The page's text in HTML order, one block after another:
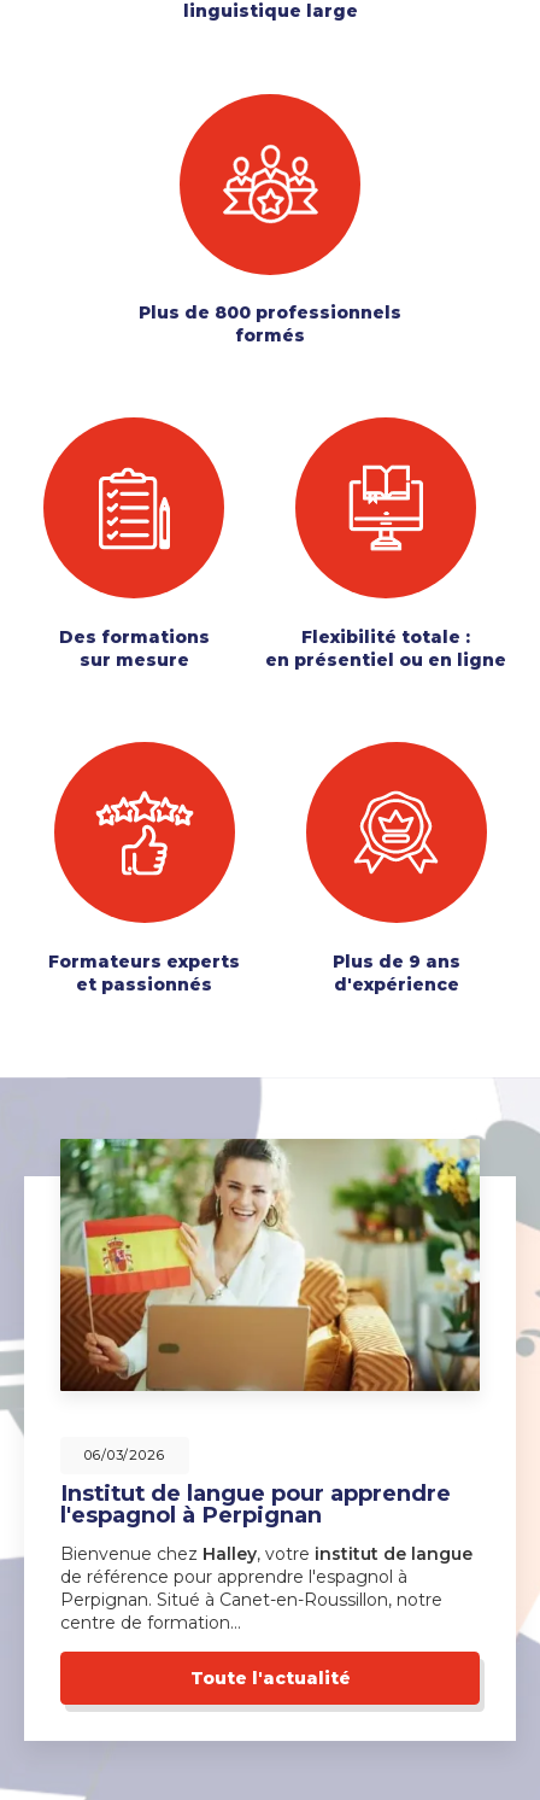
linguistique large
Plus de 800 professionnels
formés
Des formations
sur mesure
Flexibilité totale :
en présentiel ou en ligne
Formateurs experts
et passionnés
Plus de 9 ans
d'expérience
06/03/2026
Institut de langue pour apprendre
l'espagnol à Perpignan
Bienvenue chez Halley, votre institut de langue
de référence pour apprendre l'espagnol à
Perpignan. Situé à Canet-en-Roussillon, notre
centre de formation…
Toute l'actualité